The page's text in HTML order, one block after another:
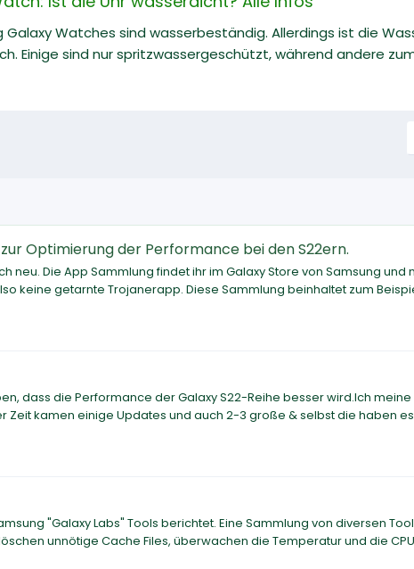
Galaxy Watches sind wasserbeständig. Allerdings ist die
Einige sind nur spritzwassergeschützt, während andere
Optimierung der Performance bei den S22ern.
neu. Die App Sammlung findet ihr im Galaxy Store von Samsung und
keine getarnte Trojanerapp. Diese Sammlung beinhaltet zum
dass die Performance der Galaxy S22-Reihe besser wird.Ich meine
Zeit kamen einige Updates und auch 2-3 große & selbst die haben
"Galaxy Labs" Tools berichtet. Eine Sammlung von diversen
unnötige Cache Files, überwachen die Temperatur und die